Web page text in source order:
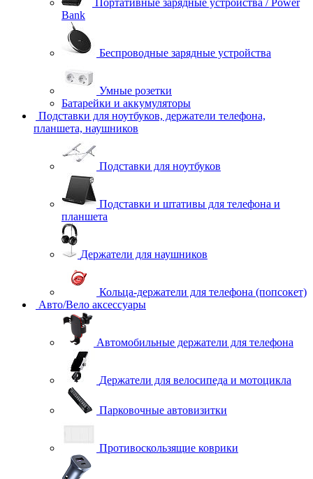
Портативные зарядные устройства / Power
Bank
Беспроводные зарядные устройства
Умные розетки
Батарейки и аккумуляторы
Подставки для ноутбуков, держатели телефона,
планшета, наушников
Подставки для ноутбуков
Подставки и штативы для телефона и
планшета
Держатели для наушников
Кольца-держатели для телефона (попсокет)
Авто/Вело аксессуары
Автомобильные держатели для телефона
Держатели для велосипеда и мотоцикла
Парковочные автовизитки
Противоскользящие коврики